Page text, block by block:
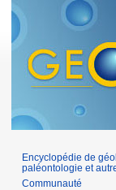
Encyclopédie de
paléontologie et
Communauté